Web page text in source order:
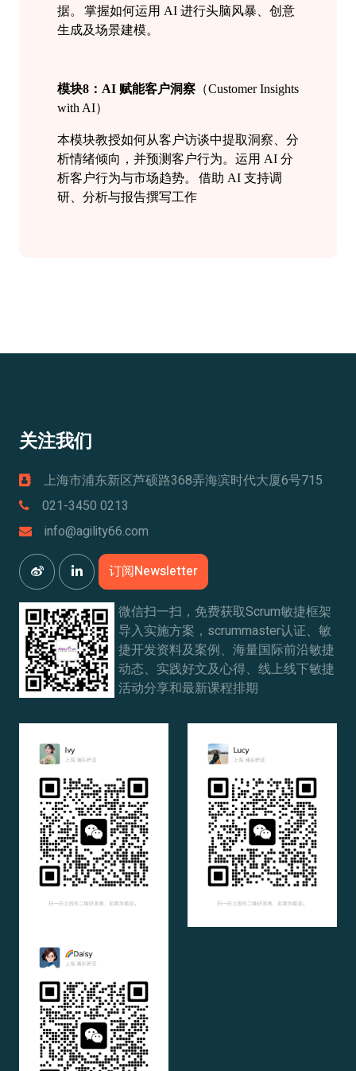
据。
掌握如何运用 AI 进行头脑风暴、创意
生成及场景建模。
模块8：AI 赋能客户洞察 （Customer Insights
with AI）
本模块教授如何从客户访谈中提取洞察、分
析情绪倾向，并预测客户行为。 运用 AI 分
析客户行为与市场趋势。
借助 AI 支持调
研、分析与报告撰写工作
关注我们
上海市浦东新区芦硕路368弄海滨时代大厦6号715
021-3450 0213
info@agility66.com
订阅Newsletter
微信扫一扫，免费获取Scrum敏捷框架
导入实施方案，scrummaster认证、敏
捷开发资料及案例、海量国际前沿敏捷
动态、实践好文及心得、线上线下敏捷
活动分享和最新课程排期